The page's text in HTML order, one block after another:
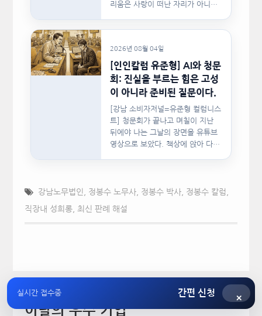
리움은 사랑이 떠난 자리가 아니라,
2026년 08월 04일
[인인칼럼 유준형] AI와 청문
회: 진실을 부르는 힘은 고성
이 아니라 준비된 질문이다.
[강남 소비자저널=유준형 컬럼니스
트] 청문회가 끝나고 며칠이 지난
뒤에야 나는 그날의 장면을 유튜브
영상으로 보았다. 책상에 앉아 다른
강남노무법인 정봉수 노무사, 정봉수 박사, 정봉수 칼럼
직장내 성희롱, 최신 판례 해설
이달의 우수 기업
실시간 접수중 간편 신청
×